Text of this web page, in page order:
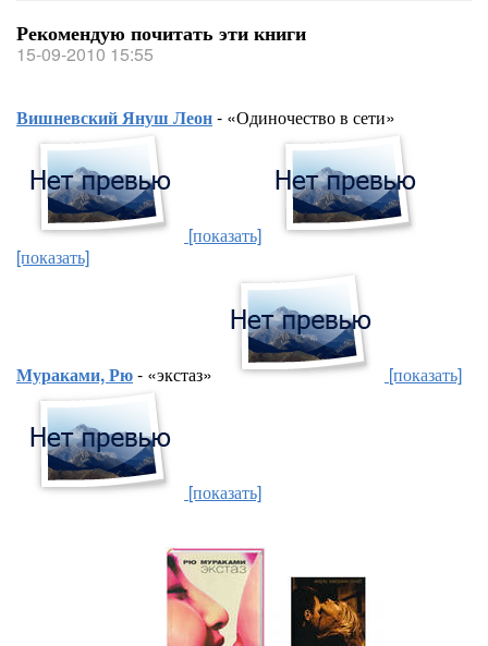
Рекомендую почитать эти книги
15-09-2010 15:55
Вишневский Януш Леон- «Одиночество в сети»
[показать]
[показать]
Мураками, Рю- «экстаз» [показать]
[показать]